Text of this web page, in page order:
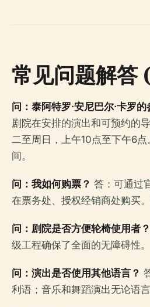
常见问题解答
问：泰阿特罗·安尼巴尔·卡罗
剧院在安排的演出和可预约的
二至周日，上午10点至下午6
间。
问：我如何购票？ 答：可通过
在票务处、授权经销商处购买
问：剧院是否方便轮椅使用者？
级工程确保了全面的无障碍性。
问：演出是否使用其他语言？
利语；音乐和舞蹈演出无论语